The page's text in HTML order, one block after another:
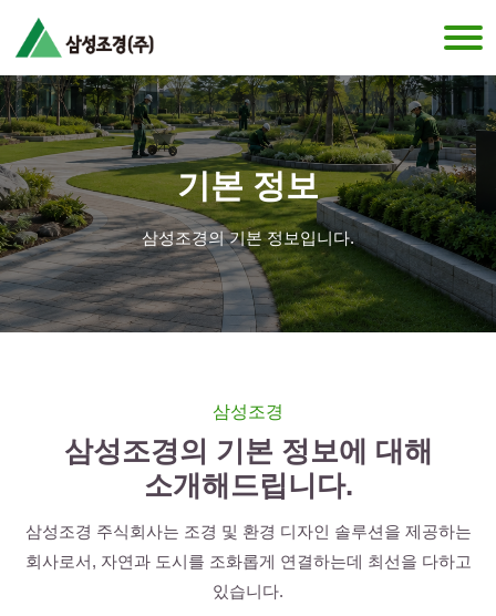
기본 정보
삼성조경의 기본 정보입니다.
삼성조경
삼성조경의 기본 정보에 대해
소개해드립니다.
삼성조경 주식회사는 조경 및 환경 디자인 솔루션을 제공하는
회사로서, 자연과 도시를 조화롭게 연결하는데 최선을 다하고
있습니다.